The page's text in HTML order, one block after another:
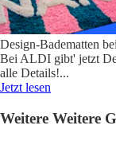
Design-Badematten
Bei ALDI gibt' jetzt
alle Details!...
Jetzt lesen
Weitere Weitere